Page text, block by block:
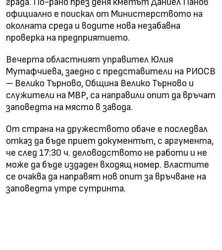
официално е поискал от Министерството на
околната среда и водите нова незабавна
проверка на предприятието.
Вечерта областният управител Юлия
Мутафчиева, заедно с представители на РИОСВ
– Велико Търново, Община Велико Търново и
служители на МВР, са направили опит да връчат
заповедта на място в завода.
От страна на дружеството обаче е последвал
отказ да бъде приет документът, с аргумента,
че след 17:30 ч. деловодството не работи и не
може да бъде издаден входящ номер. Властите
се очаква да направят нов опит за връчване на
заповедта утре сутринта.